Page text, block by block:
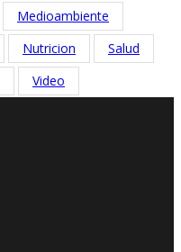
Medioambiente
Nutricion
Salud
Video